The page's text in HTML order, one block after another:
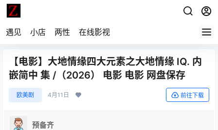
遇见 小店 两性 在线影视
【电影】大地情缘四大元素之大地情缘 IQ. 内
嵌简中 集 /（2026） 电影 电影 网盘保存
欧美剧 4月11日 前往下载
预备齐